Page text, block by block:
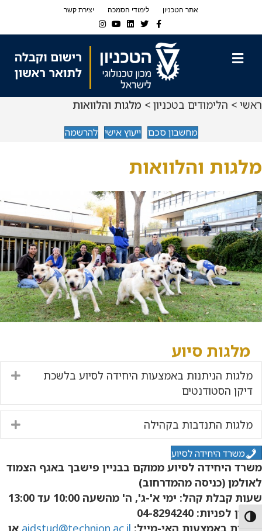
Toggle High Contrast
אתר הטכניון לימודי הסמכה
יצירת קשר
Facebook
Twitter
Linkedin
Youtube
Instagram
ראשי > הלימודים בטכניון > מלגות והלוואות
מחשבון סכם ייעוץ אישי להרשמה
מלגות והלוואות
מלגות סיוע
מלגות הניתנות באמצעות היחידה לסיוע בלשכת
דיקן הסטודנטים
מלגות התנדבות בקהילה
משרד היחידה לסיוע
משרד היחידה לסיוע ממוקם בבניין פישבך באגף הצמוד
לאולמן (כניסה מהמדרחוב)
שעות קבלת קהל: ימי א'-ג', ה' מהשעה 10:00 עד 13:00
טלפון לפניות: 04-8294240
לפניות באמצעות האי-מייל: aidstud@technion.ac.il או